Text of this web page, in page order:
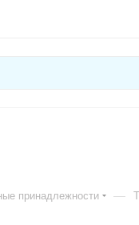
принадлежности —